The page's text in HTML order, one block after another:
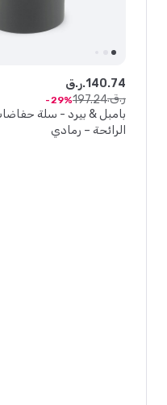
بامبل & بيرد - سلة
الرائحة – رمادي
ر.ق.140.74
ر.ق.
197.24
29